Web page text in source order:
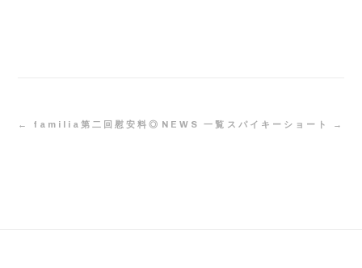
← familia第二回慰安料◎ NEWS 一覧 スパイキーショート →